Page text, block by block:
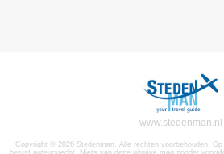
www.stedenman.nl
Copyright © 2026 Stedenman. Alle rechten voorbehouden.
berust auteursrecht. Niets van deze uitgave mag zonder